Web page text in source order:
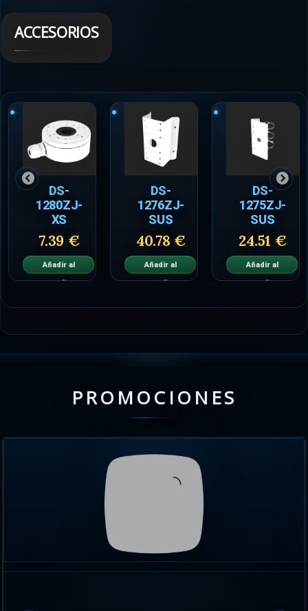
ACCESORIOS
DS-
1280ZJ-
XS
7.39 €
Añadir al
carrito
DS-
1276ZJ-
SUS
40.78 €
Añadir al
carrito
DS-
1275ZJ-
SUS
24.51 €
Añadir al
carrito
PROMOCIONES